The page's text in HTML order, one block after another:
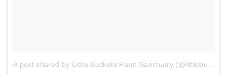
A post shared by Little Buckets Farm Sanctuary (@littlebucketsfarmsanctuary)